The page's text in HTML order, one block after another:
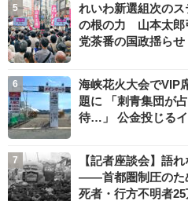
れいわ新選組次の
の根の力 山本太郎
党茶番の国政揺らせ
海峡花火大会でVIP
題に 「刺青集団が
待…」 公金投じる
【記者座談会】語
――首都圏制圧のた
死者・行方不明者25